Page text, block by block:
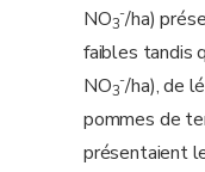
NO3
-/ha)
faibles tandis
NO3
-/ha), de
pommes de
présentaient